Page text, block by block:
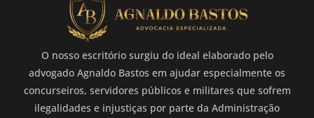
O nosso escritório surgiu do ideal elaborado pelo
advogado Agnaldo Bastos em ajudar especialmente os
concurseiros, servidores públicos e militares que sofrem
ilegalidades e injustiças por parte da Administração